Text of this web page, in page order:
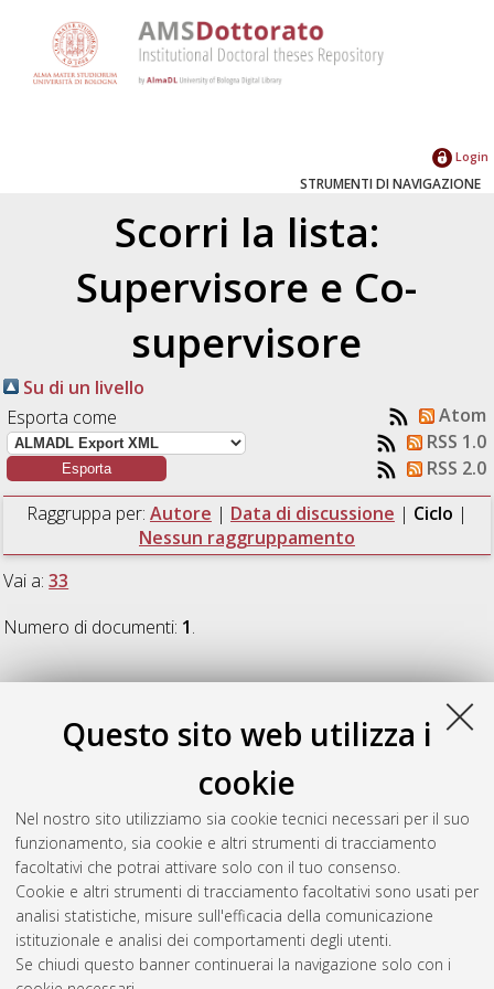
Questo sito web utilizza i
cookie
Nel nostro sito utilizziamo sia cookie tecnici necessari per il suo
funzionamento, sia cookie e altri strumenti di tracciamento
facoltativi che potrai attivare solo con il tuo consenso.
Cookie e altri strumenti di tracciamento facoltativi sono usati per
analisi statistiche, misure sull'efficacia della comunicazione
istituzionale e analisi dei comportamenti degli utenti.
Se chiudi questo banner continuerai la navigazione solo con i
Login
STRUMENTI DI NAVIGAZIONE
Scorri la lista:
Supervisore e Co-
supervisore
Su di un livello
Esporta come
Atom
RSS 1.0
RSS 2.0
Raggruppa per: Autore | Data di discussione | Ciclo |
Nessun raggruppamento
Vai a:33
Numero di documenti: 1.
33
Gazzoni, Sandra (2020)Corpus in fabula. Imperativi
benefattivi come azioni congiunte., [Dissertation thesis], Alma
Mater Studiorum Università di Bologna. Dottorato di ricerca in
Culture letterarie e filologiche, 33 Ciclo. DOI
10.6092/unibo/amsdottorato/9492.
Questa lista e' stata generata ilSat Aug 8 20:48:25 2026